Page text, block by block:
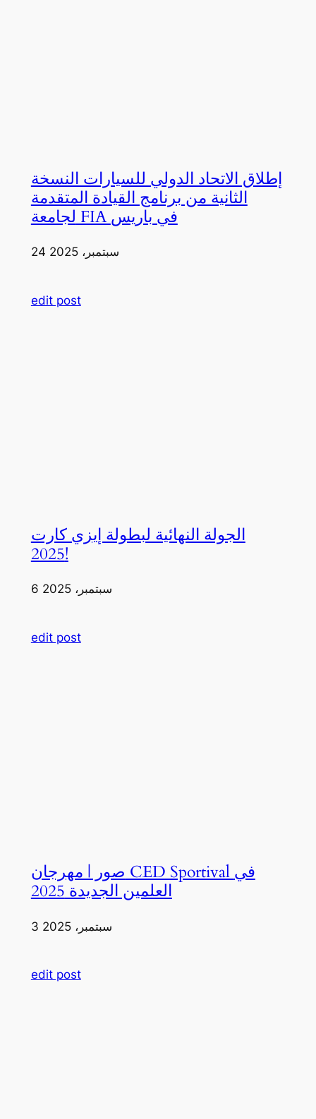
إطلاق الاتحاد الدولي للسيارات النسخة
الثانية من برنامج القيادة المتقدمة
لجامعة FIA في باريس
24 سبتمبر، 2025
edit post
الجولة النهائية لبطولة إيزي كارت
2025!
6 سبتمبر، 2025
edit post
صور | مهرجان CED Sportival في
العلمين الجديدة 2025
3 سبتمبر، 2025
edit post